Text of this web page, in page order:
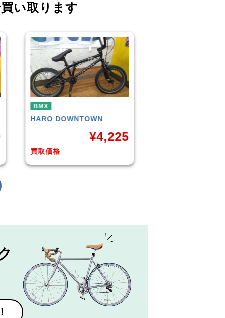
い取ります
BMX
KUWAHARAKZ-01 2015年
買取価格
¥11,000